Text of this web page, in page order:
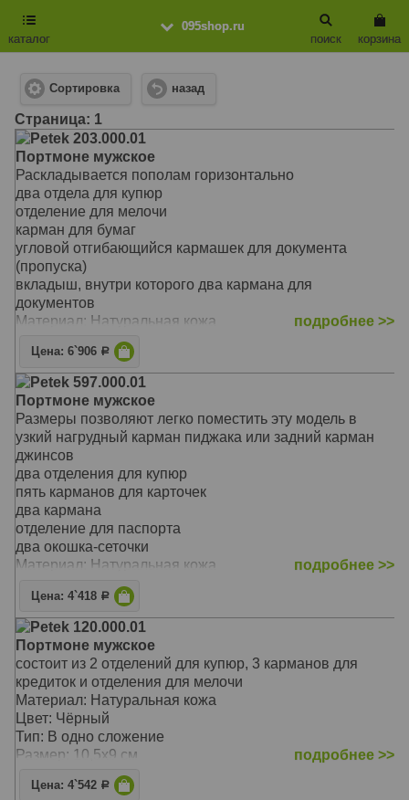
095shop.ru
каталог
корзина
поиск
Сортировка назад
Cтраница: 1
Petek 203.000.01
Портмоне мужское
Раскладывается пополам горизонтально
два отдела для купюр
отделение для мелочи
карман для бумаг
угловой отгибающийся кармашек для документа
(пропуска)
вкладыш, внутри которого два кармана для
документов
Материал: Натуральная кожа
Тип: В одно сложение
Размер: 12,5 х 9,5 см
подробнее >>
Цена: 6`906 Р
Petek 597.000.01
Портмоне мужское
Размеры позволяют легко поместить эту модель в
узкий нагрудный карман пиджака или задний карман
джинсов
два отделения для купюр
пять карманов для карточек
два кармана
отделение для паспорта
два окошка-сеточки
Материал: Натуральная кожа
Тип: В одно сложение
Размер: 10,5 х 14 см
подробнее >>
Цена: 4`418 Р
Petek 120.000.01
Портмоне мужское
состоит из 2 отделений для купюр, 3 карманов для
кредиток и отделения для мелочи
Материал: Натуральная кожа
Цвет: Чёрный
Тип: В одно сложение
Размер: 10,5х9 см
подробнее >>
Цена: 4`542 Р